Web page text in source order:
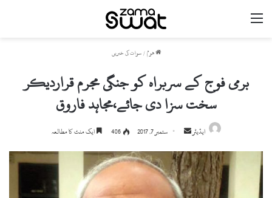
ھوم / سوات کی خبریں
برمی فوج کے سربراہ کو جنگی مجرم قراردیکر
سخت سزا دی جائے،مجاہد فاروق
ایڈیٹر
n
d
a
ستمبر 7, 2017 406 ایک منٹ کا مطالعہ